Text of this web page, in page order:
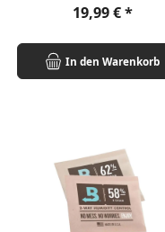
Regulärer
19,99 €
In den Warenkorb